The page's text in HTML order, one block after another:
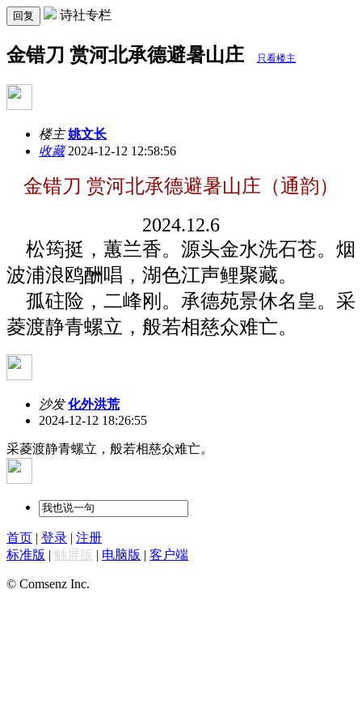
回复 诗社专栏
金错刀 赏河北承德避暑山庄 只看楼主
楼主 姚文长
收藏2024-12-12 12:58:56
金错刀 赏河北承德避暑山庄（通韵）
2024.12.6
松筠挺，蕙兰香。源头金水洗石苍。烟
波浦浪鸥酬唱，湖色江声鲤聚藏。
孤砫险，二峰刚。承德苑景休名皇。采
菱渡静青螺立，般若相慈众难亡。
沙发 化外洪荒
2024-12-12 18:26:55
采菱渡静青螺立，般若相慈众难亡。
首页 | 登录 | 注册
标准版 | 触屏版 | 电脑版 | 客户端
© Comsenz Inc.